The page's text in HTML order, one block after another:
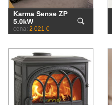
Karma Sense ZP
5.0kW
cena: 2 021 €